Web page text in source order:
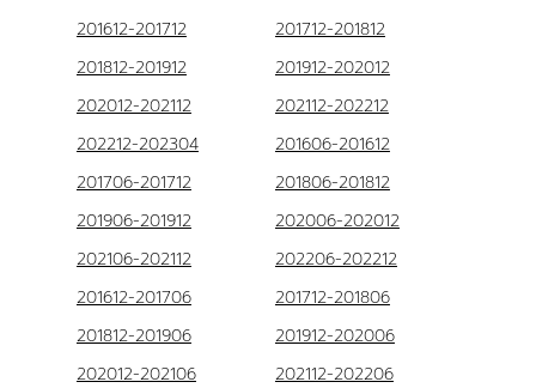
201612-201712
201712-201812
201812-201912
201912-202012
202012-202112
202112-202212
202212-202304
201606-201612
201706-201712
201806-201812
201906-201912
202006-202012
202106-202112
202206-202212
201612-201706
201712-201806
201812-201906
201912-202006
202012-202106
202112-202206